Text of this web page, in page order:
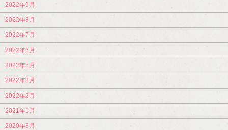
2022年9月
2022年8月
2022年7月
2022年6月
2022年5月
2022年3月
2022年2月
2021年1月
2020年8月